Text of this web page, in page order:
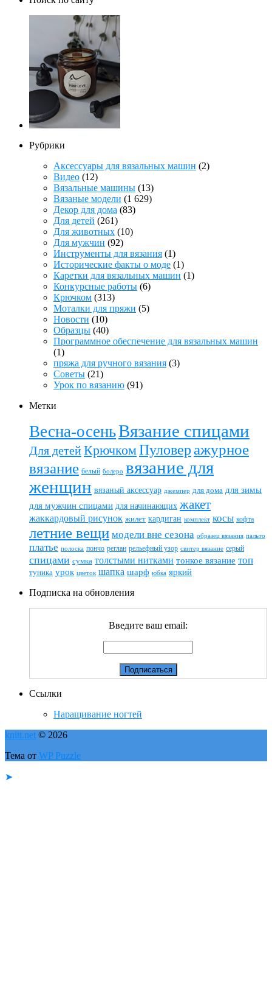
Рубрики
Аксессуары для вязальных машин (2)
Видео (12)
Вязальные машины (13)
Вязаные модели (1 629)
Декор для дома (83)
Для детей (261)
Для животных (10)
Для мужчин (92)
Инструменты для вязания (1)
Исторические факты о моде (1)
Каретки для вязальных машин (1)
Конкурсные работы (6)
Крючком (313)
Моталки для пряжи (5)
Новости (10)
Образцы (40)
Программное обеспечение для вязальных машин
(1)
пряжа для ручного вязания (3)
Советы (21)
Урок по вязанию (91)
Метки
Весна-осеньВязание спицами
Для детейКрючкомПуловер ажурное
вязание белый болеро вязание для
женщин вязаный аксессуар джемпер для дома для зимы
для мужчин спицами для начинающих жакет
жаккардовый рисунок жилет кардиган комплект косы кофта
летние вещи модели вне сезона образец вязания пальто
платье полоска пончо реглан рельефный узор свитер вязание серый
спицами сумка толстыми нитками тонкое вязание топ
туника урок цветок шапка шарф юбка яркий
Подписка на обновления
Введите ваш email:
Ссылки
Наращивание ногтей
knitt.net © 2026
Тема от WP Puzzle
➤